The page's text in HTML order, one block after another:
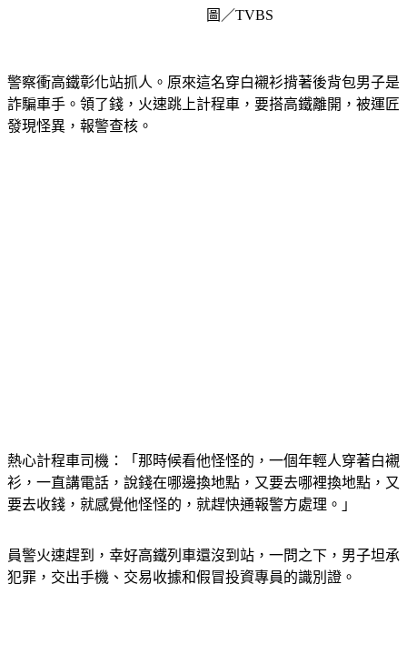
警察衝高鐵彰化站抓人。原來這名穿白襯衫揹著後背包男子是
詐騙車手。領了錢，火速跳上計程車，要搭高鐵離開，被運匠
熱心計程車司機：「那時候看他怪怪的，一個年輕人穿著白襯
衫，一直講電話，說錢在哪邊換地點，又要去哪裡換地點，又
員警火速趕到，幸好高鐵列車還沒到站，一問之下，男子坦承